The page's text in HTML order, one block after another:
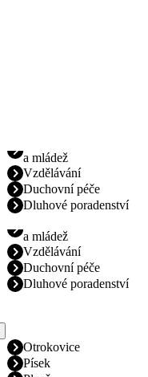
a mládež
Vzdělávání
Duchovní péče
Dluhové poradenství
a mládež
Vzdělávání
Duchovní péče
Dluhové poradenství
Otrokovice
Písek